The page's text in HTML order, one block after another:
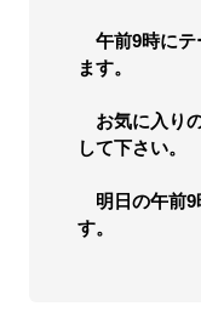
午前9時にテ
ます。
お気に入り
して下さい。
明日の午前9
す。